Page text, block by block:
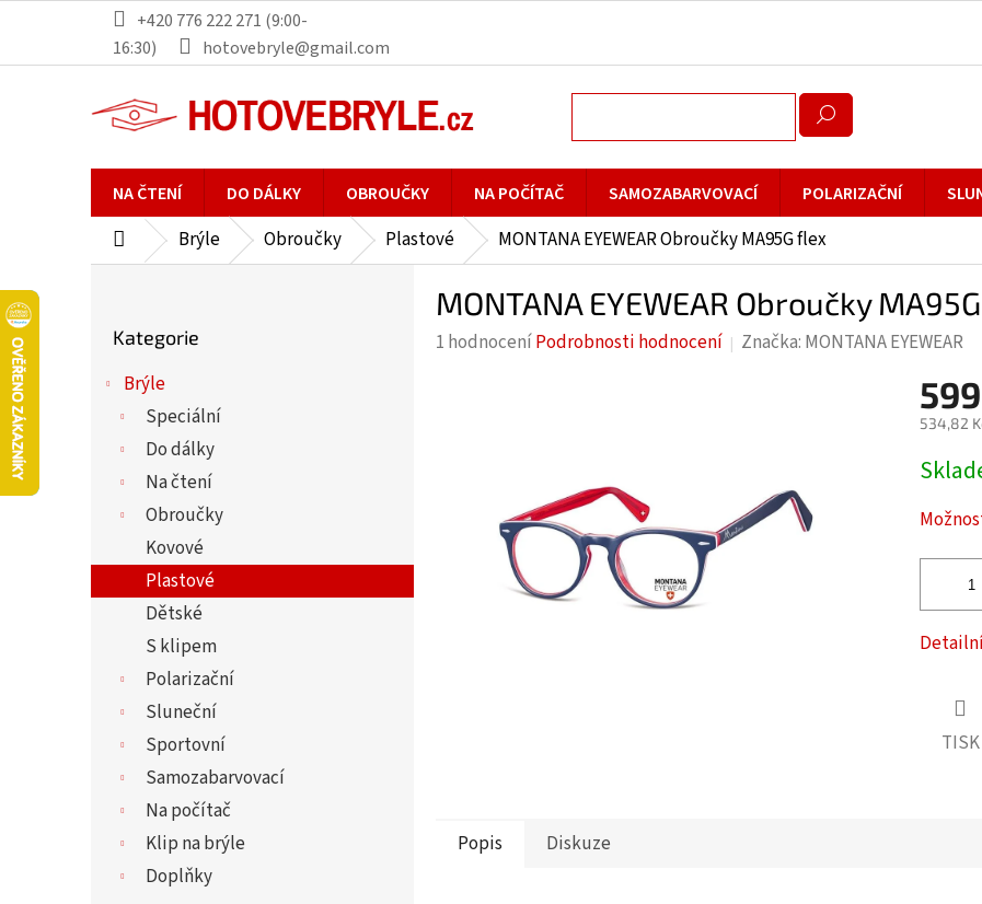
obsah
+420 776 222 271 (9:00-
16:30)
hotovebryle@gmail.com
NA ČTENÍ DO DÁLKY OBROUČKY NA POČÍTAČ SAMOZABARVOVACÍ POLARIZAČNÍ
DomůBrýle Obroučky Plastové MONTANA EYEWEAR Obroučky MA95G flex
e
kategorie
Kategorie
Brýle
Speciální
Do dálky
Na čtení
Obroučky
Kovové
Plastové
Dětské
S klipem
Polarizační
Sluneční
Sportovní
Samozabarvovací
Na počítač
Klip na brýle
Doplňky
MONTANA EYEWEAR Obroučky
Průměrné
hvězdiček.
1 hodnoceníPodrobnosti hodnocení Značka: MONTANA EYEWEAR
534,82
Měrná
cena:
TISK
Popis Diskuze